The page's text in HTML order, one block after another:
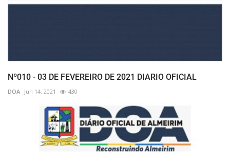
Nº010 - 03 DE FEVEREIRO DE 2021 DIARIO OFICIAL
DOA Jun 14, 2021 430